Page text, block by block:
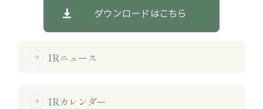
ダウンロードはこちら
arrow_forward IRニュース
arrow_forward IRカレンダー